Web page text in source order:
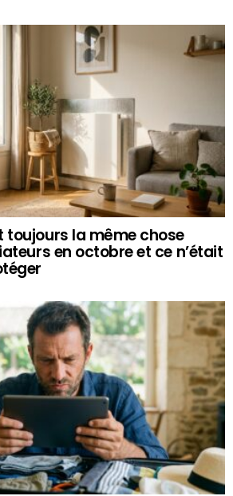
toujours la même chose
en octobre et ce n’était